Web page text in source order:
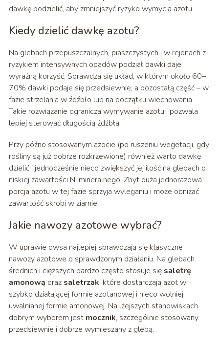
dawkę podzielić, aby zmniejszyć ryzyko wymycia azotu.
Kiedy dzielić dawkę azotu?
Na glebach przepuszczalnych, piaszczystych i w rejonach z
ryzykiem intensywnych opadów podział dawki daje
wyraźną korzyść. Sprawdza się układ, w którym około 60–
70% dawki podaje się przedsiewnie, a pozostałą część – w
fazie strzelania w źdźbło lub na początku wiechowania.
Takie rozwiązanie ogranicza wymywanie azotu i pozwala
lepiej sterować długością źdźbła.
Przy późno stosowanym azocie (po ruszeniu wegetacji, gdy
rośliny są już dobrze rozkrzewione) również warto dawkę
dzielić i jednocześnie nieco zwiększyć jej ilość na glebach o
niskiej zawartości N-mineralnego. Zbyt duża jednorazowa
porcja azotu w tej fazie sprzyja wyleganiu i może obniżać
zawartość skrobi w ziarnie.
Jakie nawozy azotowe wybrać?
W uprawie owsa najlepiej sprawdzają się klasyczne
nawozy azotowe o sprawdzonym działaniu. Na glebach
średnich i cięższych bardzo często stosuje się saletrę
amonową oraz saletrzak, które dostarczają azot w
szybko działającej formie azotanowej i nieco wolniej
uwalnianej formie amonowej. Na lżejszych stanowiskach
dobrym wyborem jest mocznik, szczególnie stosowany
przedsiewnie i dobrze wymieszany z glebą.